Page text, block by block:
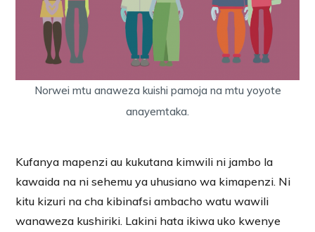
Norwei mtu anaweza kuishi pamoja na mtu yoyote
anayemtaka.
Kufanya mapenzi au kukutana kimwili ni jambo la
kawaida na ni sehemu ya uhusiano wa kimapenzi. Ni
kitu kizuri na cha kibinafsi ambacho watu wawili
wanaweza kushiriki. Lakini hata ikiwa uko kwenye